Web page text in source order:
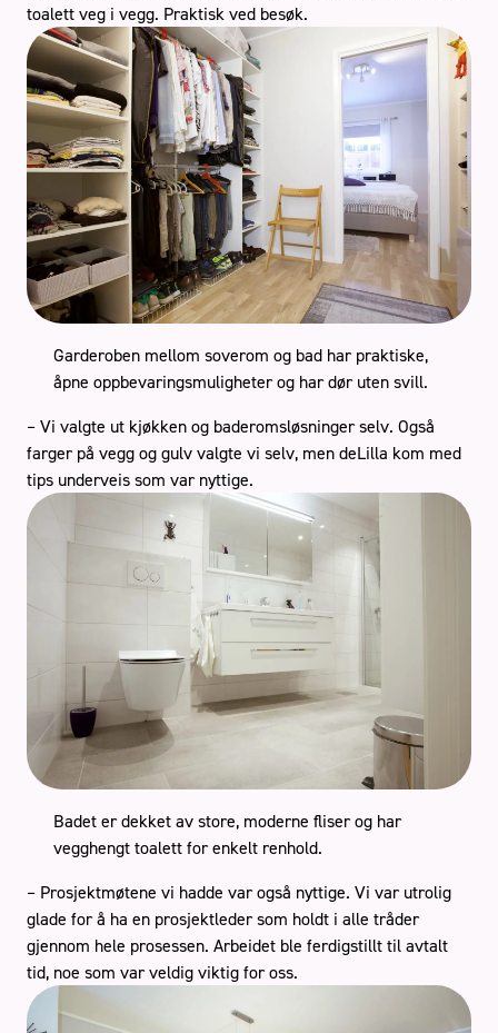
toalett veg i vegg. Praktisk ved besøk.
Garderoben mellom soverom og bad har praktiske,
åpne oppbevaringsmuligheter og har dør uten svill.
– Vi valgte ut kjøkken og baderomsløsninger selv. Også
farger på vegg og gulv valgte vi selv, men deLilla kom med
tips underveis som var nyttige.
Badet er dekket av store, moderne fliser og har
vegghengt toalett for enkelt renhold.
– Prosjektmøtene vi hadde var også nyttige. Vi var utrolig
glade for å ha en prosjektleder som holdt i alle tråder
gjennom hele prosessen. Arbeidet ble ferdigstillt til avtalt
tid, noe som var veldig viktig for oss.